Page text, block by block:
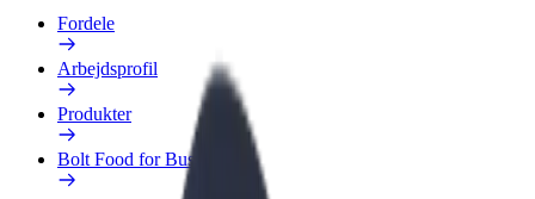
Fordele
Arbejdsprofil
Produkter
Bolt Food for Business